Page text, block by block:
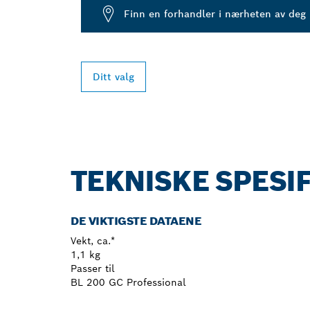
Finn en forhandler i nærheten av deg
Ditt valg
TEKNISKE
DE VIKTIGSTE DATAENE
Vekt, ca.*
1,1 kg
Passer til
BL 200 GC Professional